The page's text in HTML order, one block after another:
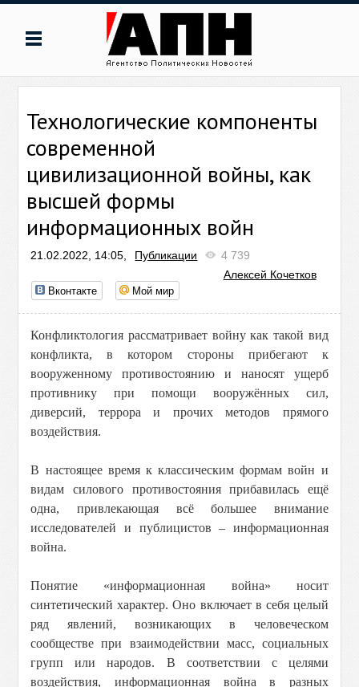
Технологические компоненты
современной
цивилизационной войны, как
высшей формы
информационных войн
21.02.2022, 14:05, Публикации
4 739
Алексей Кочетков
Вконтакте Мой мир
Конфликтология рассматривает войну как такой вид
конфликта, в котором стороны прибегают к
вооруженному противостоянию и наносят ущерб
противнику при помощи вооружённых сил,
диверсий, террора и прочих методов прямого
воздействия.
В настоящее время к классическим формам войн и
видам силового противостояния прибавилась ещё
одна, привлекающая всё большее внимание
исследователей и публицистов – информационная
война.
Понятие «информационная война» носит
синтетический характер. Оно включает в себя целый
ряд явлений, возникающих в человеческом
сообществе при взаимодействии масс, социальных
групп или народов. В соответствии с целями
воздействия, информационная война в разных